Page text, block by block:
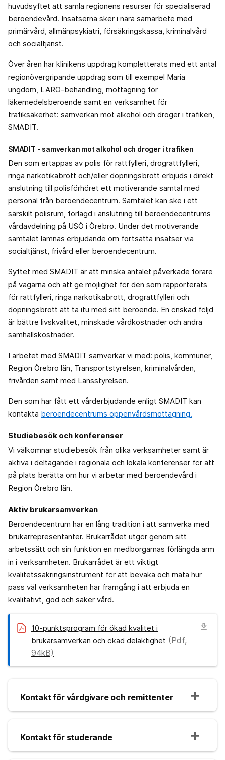
huvudsyftet att samla regionens resurser för specialiserad
beroendevård. Insatserna sker i nära samarbete med
primärvård, allmänpsykiatri, försäkringskassa, kriminalvård
och socialtjänst.
Över åren har klinikens uppdrag kompletterats med ett antal
regionövergripande uppdrag som till exempel Maria
ungdom, LARO-behandling, mottagning för
läkemedelsberoende samt en verksamhet för
trafiksäkerhet: samverkan mot alkohol och droger i trafiken,
SMADIT.
SMADIT - samverkan mot alkohol och droger i trafiken
Den som ertappas av polis för rattfylleri, drograttfylleri,
ringa narkotikabrott och/eller dopningsbrott erbjuds i direkt
anslutning till polisförhöret ett motiverande samtal med
personal från beroendecentrum. Samtalet kan ske i ett
särskilt polisrum, förlagd i anslutning till beroendecentrums
vårdavdelning på USÖ i Örebro. Under det motiverande
samtalet lämnas erbjudande om fortsatta insatser via
socialtjänst, frivård eller beroendecentrum.
Syftet med SMADIT är att minska antalet påverkade förare
på vägarna och att ge möjlighet för den som rapporterats
för rattfylleri, ringa narkotikabrott, drograttfylleri och
dopningsbrott att ta itu med sitt beroende. En önskad följd
är bättre livskvalitet, minskade vårdkostnader och andra
samhällskostnader.
I arbetet med SMADIT samverkar vi med: polis, kommuner,
Region Örebro län, Transportstyrelsen, kriminalvården,
frivården samt med Länsstyrelsen.
Den som har fått ett vårderbjudande enligt SMADIT kan
kontakta beroendecentrums öppenvårdsmottagning.
Studiebesök och konferenser
Vi välkomnar studiebesök från olika verksamheter samt är
aktiva i deltagande i regionala och lokala konferenser för att
på plats berätta om hur vi arbetar med beroendevård i
Region Örebro län.
Aktiv brukarsamverkan
Beroendecentrum har en lång tradition i att samverka med
brukarrepresentanter. Brukarrådet utgör genom sitt
arbetssätt och sin funktion en medborgarnas förlängda arm
in i verksamheten. Brukarrådet är ett viktigt
kvalitetssäkringsinstrument för att bevaka och mäta hur
pass väl verksamheten har framgång i att erbjuda en
kvalitativt, god och säker vård.
10-punktsprogram för ökad kvalitet i
brukarsamverkan och ökad delaktighet (Pdf,
94kB)
download
Kontakt för vårdgivare och remittenter
Kontakt för studerande